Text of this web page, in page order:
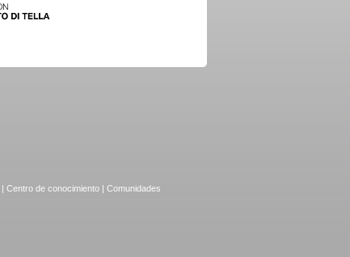
| Centro de conocimiento | Comunidades